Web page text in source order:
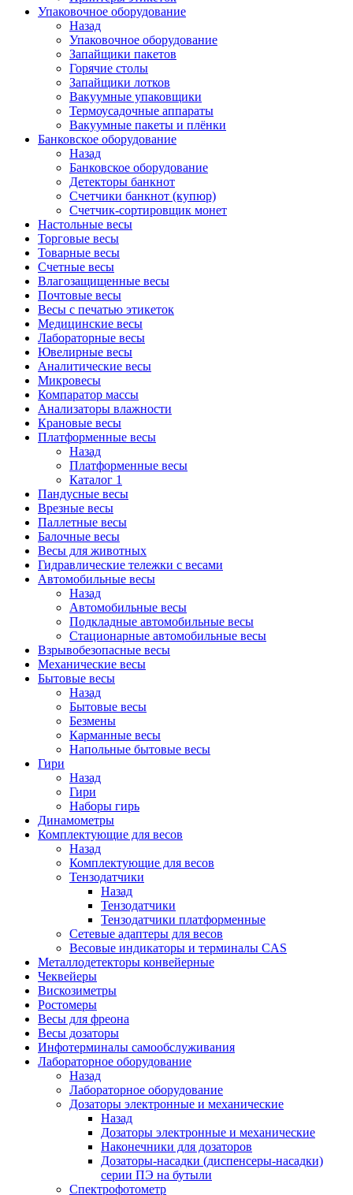
Упаковочное оборудование
Назад
Упаковочное оборудование
Запайщики пакетов
Горячие столы
Запайщики лотков
Вакуумные упаковщики
Термоусадочные аппараты
Вакуумные пакеты и плёнки
Банковское оборудование
Назад
Банковское оборудование
Детекторы банкнот
Cчетчики банкнот (купюр)
Счетчик-сортировщик монет
Настольные весы
Торговые весы
Товарные весы
Счетные весы
Влагозащищенные весы
Почтовые весы
Весы с печатью этикеток
Медицинские весы
Лабораторные весы
Ювелирные весы
Аналитические весы
Микровесы
Компаратор массы
Анализаторы влажности
Крановые весы
Платформенные весы
Назад
Платформенные весы
Каталог 1
Пандусные весы
Врезные весы
Паллетные весы
Балочные весы
Весы для животных
Гидравлические тележки с весами
Автомобильные весы
Назад
Автомобильные весы
Подкладные автомобильные весы
Стационарные автомобильные весы
Взрывобезопасные весы
Механические весы
Бытовые весы
Назад
Бытовые весы
Безмены
Карманные весы
Напольные бытовые весы
Гири
Назад
Гири
Наборы гирь
Динамометры
Комплектующие для весов
Назад
Комплектующие для весов
Тензодатчики
Назад
Тензодатчики
Тензодатчики платформенные
Сетевые адаптеры для весов
Весовые индикаторы и терминалы CAS
Металлодетекторы конвейерные
Чеквейеры
Вискозиметры
Ростомеры
Весы для фреона
Весы дозаторы
Инфотерминалы самообслуживания
Лабораторное оборудование
Назад
Лабораторное оборудование
Дозаторы электронные и механические
Назад
Дозаторы электронные и механические
Наконечники для дозаторов
Дозаторы-насадки (диспенсеры-насадки)
серии ПЭ на бутыли
Спектрофотометр